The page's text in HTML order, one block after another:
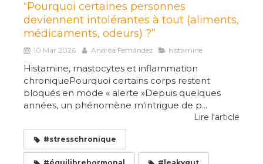
“Pourquoi certaines personnes
deviennent intolérantes à tout (aliments,
médicaments, odeurs) ?”
10 Mar 2026 Andréa Fernández histamine
Histamine, mastocytes et inflammation
chroniquePourquoi certains corps restent
bloqués en mode « alerte »Depuis quelques
années, un phénomène m'intrigue de p...
Lire l'article
#stresschronique